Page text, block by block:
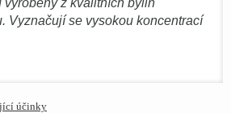
z kvalitních bylin
Vyznačují se vysokou koncentrací
účinky